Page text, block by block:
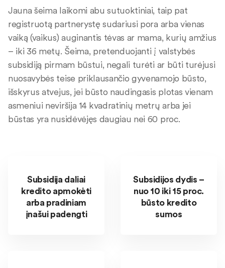
Jauna šeima laikomi abu sutuoktiniai, taip pat
registruotą partnerystę sudariusi pora arba vienas
vaiką (vaikus) auginantis tėvas ar mama, kurių amžius
– iki 36 metų. Šeima, pretenduojanti į valstybės
subsidiją pirmam būstui, negali turėti ar būti turėjusi
nuosavybės teise priklausančio gyvenamojo būsto,
išskyrus atvejus, jei būsto naudingasis plotas vienam
asmeniui neviršija 14 kvadratinių metrų arba jei
būstas yra nusidėvėjęs daugiau nei 60 proc.
Subsidija daliai
kredito apmokėti
arba pradiniam
įnašui padengti
Subsidijos dydis –
nuo 10 iki 15 proc.
būsto kredito
sumos